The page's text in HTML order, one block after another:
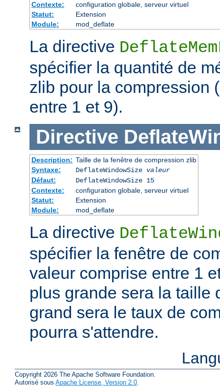
Contexte:
configuration globale, serveur virtuel
Statut:
Extension
Module:
mod_deflate
La directive
spécifier la quantité de
zlib pour la compression
entre 1 et 9).
Directive
Description: Taille de la fenêtre de compression zlib
Syntaxe:
DeflateWindowSize valeur
Défaut:
DeflateWindowSize 15
Contexte:
configuration globale, serveur virtuel
Statut:
Extension
Module:
mod_deflate
La directive
spécifier la fenêtre de
valeur comprise entre 1
plus grande sera la taille
grand sera le taux de
pourra s'attendre.
Copyright 2026 The Apache Software Foundation.
Autorisé sous Apache License, Version 2.0.